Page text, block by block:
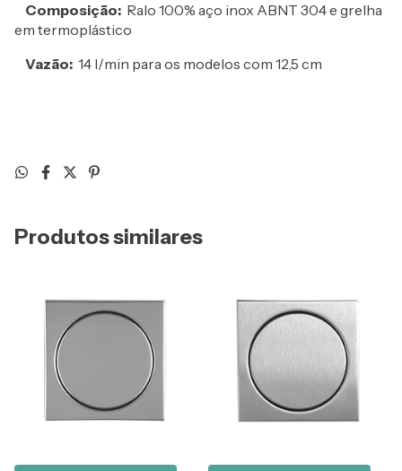
Composição: Ralo 100% aço inox ABNT 304 e grelha
em termoplástico
Vazão: 14 l/min para os modelos com 12,5 cm
Produtos similares